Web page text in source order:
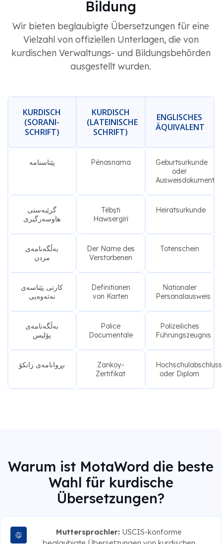
Bildung
Wir bieten beglaubigte Übersetzungen für eine
Vielzahl von offiziellen Unterlagen, die von
kurdischen Verwaltungs- und Bildungsbehörden
ausgestellt wurden.
KURDISCH
(SORANI-
SCHRIFT)
KURDISCH
(LATEINISCHE
SCHRIFT)
ENGLISCHES
ÄQUIVALENT
پێناسنامە Pênasnama
Geburtsurkunde
oder
Ausweisdokument
گرێبەستی
هاوسەرگیری
Têbști
Hawsergîrî
Heiratsurkunde
بەڵگەنامەی
مردن
Der Name des
Verstorbenen
Totenschein
کارتی پێناسەی
نەتەوەیی
Definitionen
von Karten
Nationaler
Personalausweis
بەڵگەنامەی
پۆلیس
Police
Documentale
Polizeiliches
Führungszeugnis
بڕوانامەی زانکۆ
Zankoy-
Zertifikat
Hochschulabschluss
oder Diplom
Warum ist MotaWord die beste
Wahl für kurdische
Übersetzungen?
Muttersprachler: USCIS-konforme